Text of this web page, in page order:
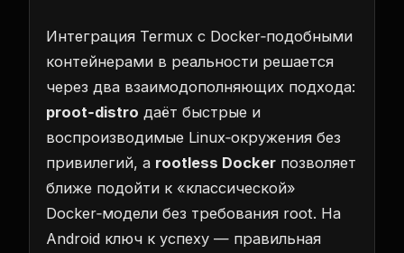
Интеграция Termux с Docker‑подобными
контейнерами в реальности решается
через два взаимодополняющих подхода:
proot‑distro даёт быстрые и
воспроизводимые Linux‑окружения без
привилегий, а rootless Docker позволяет
ближе подойти к «классической»
Docker‑модели без требования root. На
Android ключ к успеху — правильная